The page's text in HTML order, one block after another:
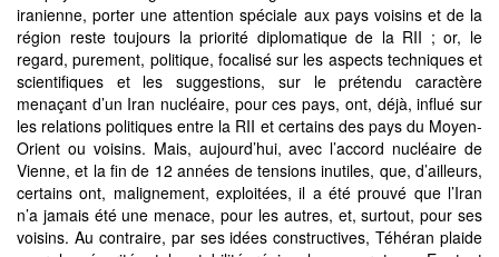
iranienne, porter une attention spéciale aux pays voisins et de la
région reste toujours la priorité diplomatique de la RII ; or, le
regard, purement, politique, focalisé sur les aspects techniques et
scientifiques et les suggestions, sur le prétendu caractère
menaçant d’un Iran nucléaire, pour ces pays, ont, déjà, influé sur
les relations politiques entre la RII et certains des pays du Moyen-
Orient ou voisins. Mais, aujourd’hui, avec l’accord nucléaire de
Vienne, et la fin de 12 années de tensions inutiles, que, d’ailleurs,
certains ont, malignement, exploitées, il a été prouvé que l’Iran
n’a jamais été une menace, pour les autres, et, surtout, pour ses
voisins. Au contraire, par ses idées constructives, Téhéran plaide